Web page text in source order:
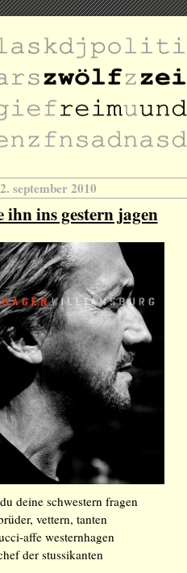
september 2010
ihn ins gestern jagen
deine schwestern fragen
vettern, tanten
affe westernhagen
der stussikanten